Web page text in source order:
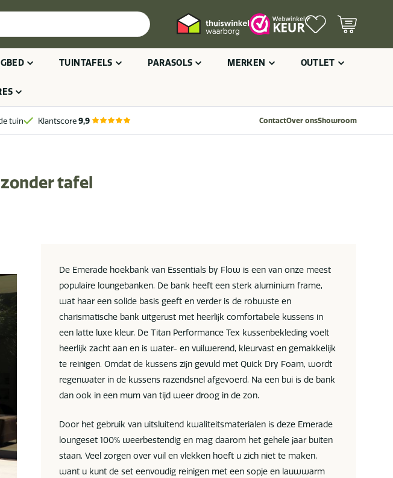
TUINTAFELS PARASOLS MERKEN OUTLET
tuin Klantscore9,9 ContactOver onsShowroom
tafel
De Emerade hoekbank van Essentials by Flow is een van onze meest
populaire loungebanken. De bank heeft een sterk aluminium frame,
wat haar een solide basis geeft en verder is de robuuste en
charismatische bank uitgerust met heerlijk comfortabele kussens in
een latte luxe kleur. De Titan Performance Tex kussenbekleding voelt
heerlijk zacht aan en is water- en vuilwerend, kleurvast en gemakkelijk
te reinigen. Omdat de kussens zijn gevuld met Quick Dry Foam, wordt
regenwater in de kussens razendsnel afgevoerd. Na een bui is de bank
dan ook in een mum van tijd weer droog in de zon.
Door het gebruik van uitsluitend kwaliteitsmaterialen is deze Emerade
loungeset 100% weerbestendig en mag daarom het gehele jaar buiten
staan. Veel zorgen over vuil en vlekken hoeft u zich niet te maken,
want u kunt de set eenvoudig reinigen met een sopje en lauwwarm